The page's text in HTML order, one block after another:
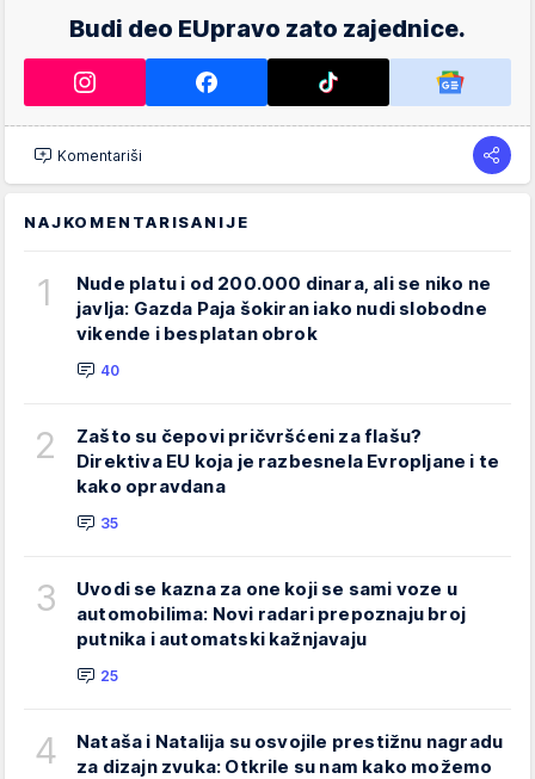
Budi deo EUpravo zato zajednice.
Komentariši
NAJKOMENTARISANIJE
1
Nude platu i od 200.000 dinara, ali se niko ne
javlja: Gazda Paja šokiran iako nudi slobodne
vikende i besplatan obrok
40
2
Zašto su čepovi pričvršćeni za flašu?
Direktiva EU koja je razbesnela Evropljane i te
kako opravdana
35
3
Uvodi se kazna za one koji se sami voze u
automobilima: Novi radari prepoznaju broj
putnika i automatski kažnjavaju
25
4
Nataša i Natalija su osvojile prestižnu nagradu
za dizajn zvuka: Otkrile su nam kako možemo